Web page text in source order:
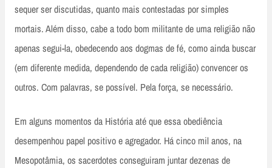
sequer ser discutidas, quanto mais contestadas por simples
mortais. Além disso, cabe a todo bom militante de uma religião não
apenas segui-la, obedecendo aos dogmas de fé, como ainda buscar
(em diferente medida, dependendo de cada religião) convencer os
outros. Com palavras, se possível. Pela força, se necessário.
Em alguns momentos da História até que essa obediência
desempenhou papel positivo e agregador. Há cinco mil anos, na
Mesopotâmia, os sacerdotes conseguiram juntar dezenas de